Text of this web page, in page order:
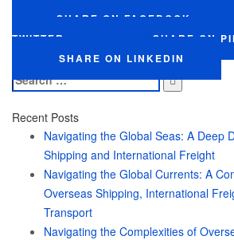
SHARE ON FACEBOOK
TWITTER
SHARE ON
SHARE ON LINKEDIN
Search
for:
Recent Posts
Navigating the Global Seas: A Deep
Shipping and International Freight
Navigating the Global Currents: A
Overseas Shipping, International
Transport
Navigating the Complexities of